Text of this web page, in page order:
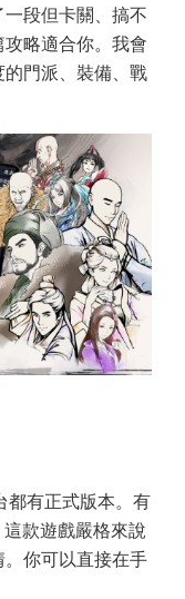
段但卡關、搞不
略適合你。我會
門派、裝備、戰
都有正式版本。有
款遊戲嚴格來說
你可以直接在手